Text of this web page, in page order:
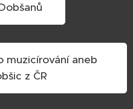
muzicírování aneb
z ČR